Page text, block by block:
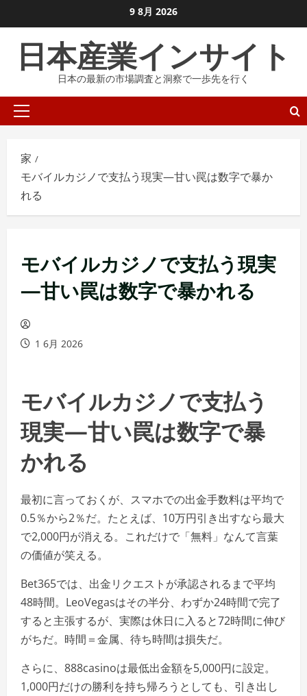
ン
に
ま
9 8月 2026
日本産業インサイト
日本の最新の市場調査と洞察で一歩先を行く
プ
イ
メ
ー
家
モバイルカジノで支払う現実—甘い罠は数字で暴か
れる
モバイルカジノで支払う現実
—甘い罠は数字で暴かれる
1 6月 2026
モバイルカジノで支払う
現実—甘い罠は数字で暴
かれる
最初に言っておくが、スマホでの出金手数料は平均で
0.5％から2％だ。たとえば、10万円引き出すなら最大
で2,000円が消える。これだけで「無料」なんて言葉
の価値が笑える。
Bet365では、出金リクエストが承認されるまで平均
48時間。LeoVegasはその半分、わずか24時間で完了
すると主張するが、実際は休日に入ると72時間に伸び
がちだ。時間＝金属、待ち時間は損失だ。
さらに、888casinoは最低出金額を5,000円に設定。
1,000円だけの勝利を持ち帰ろうとしても、引き出し